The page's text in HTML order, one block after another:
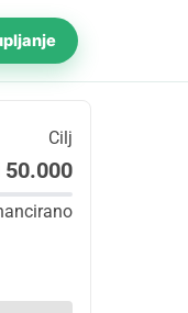
Cilj
50.000